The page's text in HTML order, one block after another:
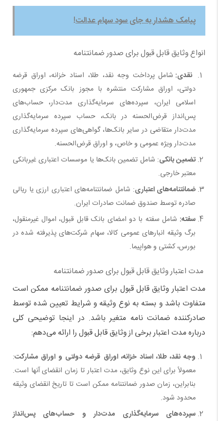
پیامک هشدار به جای سود سهام عدالت!
انواع وثایق قابل قبول برای صدور ضمانتنامه
نقدی: شامل پرداخت وجه نقد، طلا، اسناد خزانه، اوراق قرضه
دولتی، اوراق مشارکت منتشره با مجوز بانک مرکزی جمهوری
اسلامی ایران، سپرده‌های سرمایه‌گذاری مدت‌دار، حساب‌های
پس‌انداز قرض‌الحسنه در بانک، حساب سپرده سرمایه‌گذاری
مدت‌دار متقاضی در سایر بانک‌ها، گواهی‌های سپرده سرمایه‌گذاری
مدت‌دار ویژه عمومی و خاص، و اوراق قرض‌الحسنه.
تضمین بانکی: شامل تضمین بانک‌ها یا موسسات اعتباری غیربانکی
معتبر خارجی.
ضمانتنامه‌های اعتباری: شامل ضمانتنامه‌های اعتباری ارزی یا ریالی
صادره توسط صندوق ضمانت صادرات ایران.
سفته: شامل سفته با دو امضای بانک قابل قبول، اموال غیرمنقول،
برگ وثیقه انبارهای عمومی کالا، سهام شرکت‌های پذیرفته شده در
بورس، کشتی و هواپیما.
مدت اعتبار وثایق قابل قبول برای صدور ضمانتنامه
مدت اعتبار وثایق قابل قبول برای صدور ضمانتنامه ممکن است
متفاوت باشد و بسته به نوع وثیقه و شرایط تعیین شده توسط
صادرکننده ضمانت نامه متغیر باشد. در اینجا توضیحی کلی
درباره مدت اعتبار برخی از وثایق قابل قبول را ارائه می‌دهم:
وجه نقد، طلا، اسناد خزانه، اوراق قرضه دولتی و اوراق مشارکت:
معمولاً برای این نوع وثایق، مدت اعتبار تا زمان انقضای آنها است.
بنابراین، زمان صدور ضمانتنامه ممکن است تا تاریخ انقضای وثیقه
محدود شود.
سپرده‌های سرمایه‌گذاری مدت‌دار و حساب‌های پس‌انداز